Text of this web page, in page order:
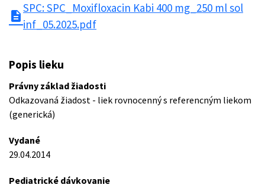
description
SPC: SPC_Moxifloxacin Kabi 400 mg_250 ml sol
inf_05.2025.pdf
Popis lieku
Právny základ žiadosti
Odkazovaná žiadost - liek rovnocenný s referencným liekom
(generická)
Vydané
29.04.2014
Pediatrické dávkovanie